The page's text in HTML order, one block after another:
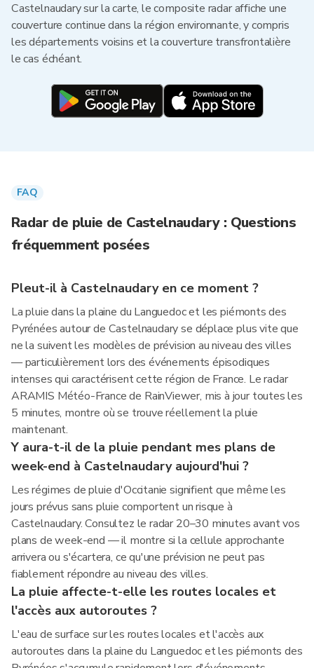
Castelnaudary sur la carte, le composite radar affiche une
couverture continue dans la région environnante, y compris
les départements voisins et la couverture transfrontalière
le cas échéant.
FAQ
Radar de pluie de Castelnaudary : Questions
fréquemment posées
Pleut-il à Castelnaudary en ce moment ?
La pluie dans la plaine du Languedoc et les piémonts des
Pyrénées autour de Castelnaudary se déplace plus vite que
ne la suivent les modèles de prévision au niveau des villes
— particulièrement lors des événements épisodiques
intenses qui caractérisent cette région de France. Le radar
ARAMIS Météo-France de RainViewer, mis à jour toutes les
5 minutes, montre où se trouve réellement la pluie
maintenant.
Y aura-t-il de la pluie pendant mes plans de
week-end à Castelnaudary aujourd'hui ?
Les régimes de pluie d'Occitanie signifient que même les
jours prévus sans pluie comportent un risque à
Castelnaudary. Consultez le radar 20–30 minutes avant vos
plans de week-end — il montre si la cellule approchante
arrivera ou s'écartera, ce qu'une prévision ne peut pas
fiablement répondre au niveau des villes.
La pluie affecte-t-elle les routes locales et
l'accès aux autoroutes ?
L'eau de surface sur les routes locales et l'accès aux
autoroutes dans la plaine du Languedoc et les piémonts des